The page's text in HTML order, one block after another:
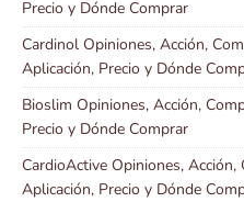
Precio y Dónde Comprar
Cardinol Opiniones, Acción,
Aplicación, Precio y Dónde
Bioslim Opiniones, Acción,
Precio y Dónde Comprar
CardioActive Opiniones,
Aplicación, Precio y Dónde